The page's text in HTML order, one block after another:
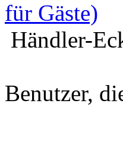
für Gäste)
Händler-
Benutzer,